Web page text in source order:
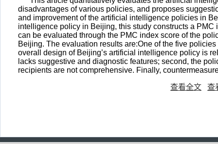
disadvantages of various policies, and proposes
and improvement of the artificial intelligence policies in
intelligence policy in Beijing, this study constructs a
can be evaluated through the PMC index score of the
Beijing. The evaluation results are:One of the five
overall design of Beijing’s artificial intelligence policy is
lacks suggestive and diagnostic features; second, the
recipients are not comprehensive. Finally,
查看全文 查